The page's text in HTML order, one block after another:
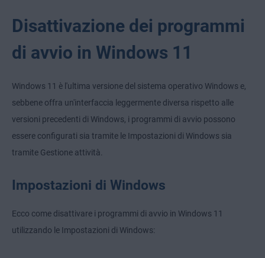
Disattivazione dei programmi
di avvio in Windows 11
Windows 11 è l'ultima versione del sistema operativo Windows e,
sebbene offra un'interfaccia leggermente diversa rispetto alle
versioni precedenti di Windows, i programmi di avvio possono
essere configurati sia tramite le Impostazioni di Windows sia
tramite Gestione attività.
Impostazioni di Windows
Ecco come disattivare i programmi di avvio in Windows 11
utilizzando le Impostazioni di Windows: